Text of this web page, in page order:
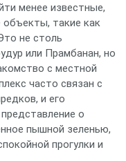
менее известные,
объекты, такие как
не столь
или Прамбанан, но
с местной
часто связан с
и его
о
пышной зеленью,
прогулки и